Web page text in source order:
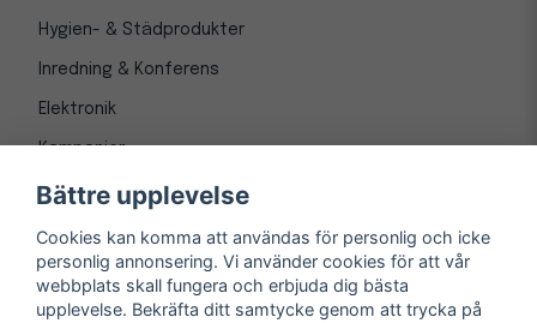
Hygien- & Städprodukter
Inredning & Konferens
Elektronik
Kampanjer
Bättre upplevelse
Cookies kan komma att användas för personlig och icke
personlig annonsering. Vi använder cookies för att vår
webbplats skall fungera och erbjuda dig bästa
upplevelse. Bekräfta ditt samtycke genom att trycka på